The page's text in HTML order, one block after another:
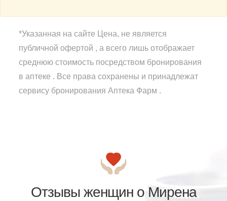
*Указанная на сайте Цена, не является
публичной офертой , а всего лишь отображает
среднюю стоимость посредством бронирования
в аптеке . Все права сохранены и принадлежат
сервису бронирования Аптека Фарм .
Отзывы женщин о Мирена